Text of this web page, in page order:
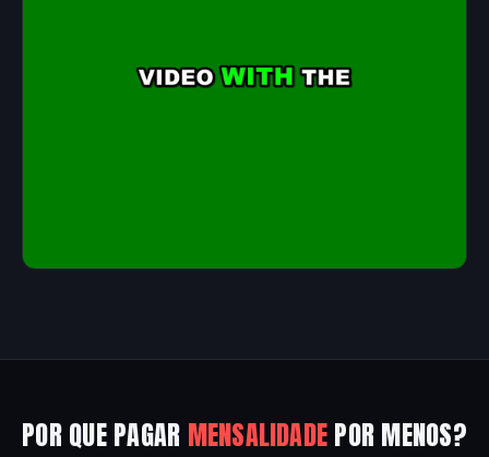
POR QUE PAGAR MENSALIDADEPOR MENOS?